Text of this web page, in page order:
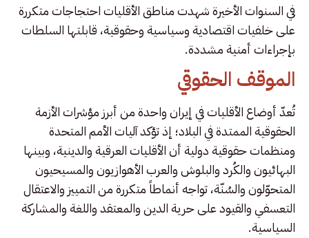
في السنوات الأخيرة شهدت مناطق الأقليات احتجاجات متكررة
على خلفيات اقتصادية وسياسية وحقوقية، قابلتها السلطات
بإجراءات أمنية مشددة.
الموقف الحقوقي
تُعدّ أوضاع الأقليات في إيران واحدة من أبرز مؤشرات الأزمة
الحقوقية الممتدة في البلاد؛ إذ تؤكد آليات الأمم المتحدة
ومنظمات حقوقية دولية أن الأقليات العرقية والدينية، وبينها
البهائيون والكُرد والبلوش والعرب الأهوازيون والمسيحيون
المتحوّلون والسُنّة، تواجه أنماطاً متكررة من التمييز والاعتقال
التعسفي والقيود على حرية الدين والمعتقد واللغة والمشاركة
السياسية.